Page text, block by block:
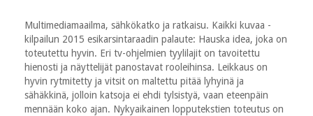
Multimediamaailma, sähkökatko ja ratkaisu. Kaikki kuvaa -
kilpailun 2015 esikarsintaraadin palaute: Hauska idea, joka on
toteutettu hyvin. Eri tv­-ohjelmien tyylilajit on tavoitettu
hienosti ja näyttelijät panostavat rooleihinsa. Leikkaus on
hyvin rytmitetty ja vitsit on maltettu pitää lyhyinä ja
sähäkkinä, jolloin katsoja ei ehdi tylsistyä, vaan eteenpäin
mennään koko ajan. Nykyaikainen lopputekstien toteutus on